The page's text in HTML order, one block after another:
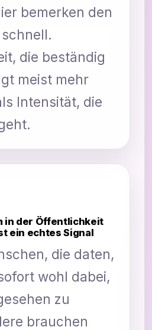
bemerken den
die beständig
meist mehr
Intensität, die
in der Öffentlichkeit
ein echtes Signal
die daten,
wohl dabei,
zu
brauchen